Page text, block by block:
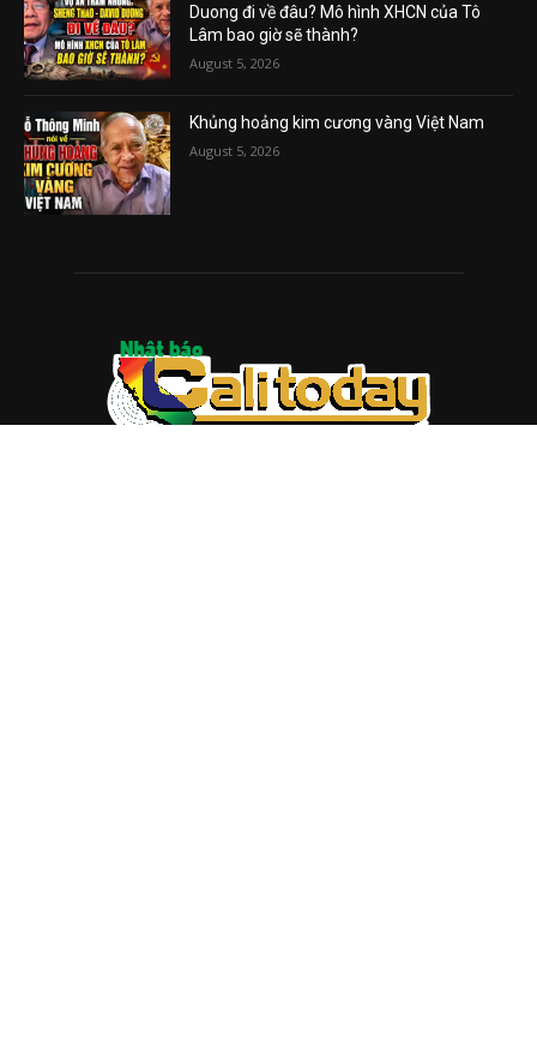
Duong đi về đâu? Mô hình XHCN của Tô
Lâm bao giờ sẽ thành?
August 5, 2026
Khủng hoảng kim cương vàng Việt Nam
August 5, 2026